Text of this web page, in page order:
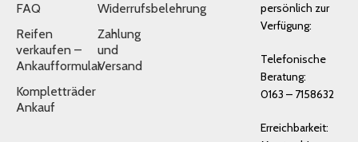
FAQ
Reifen
verkaufen –
Ankaufformular
Kompletträder
Ankauf
Widerrufsbelehrung
Zahlung
und
Versand
persönlich zur
Verfügung:
Telefonische
Beratung:
0163 – 7158632
Erreichbarkeit: